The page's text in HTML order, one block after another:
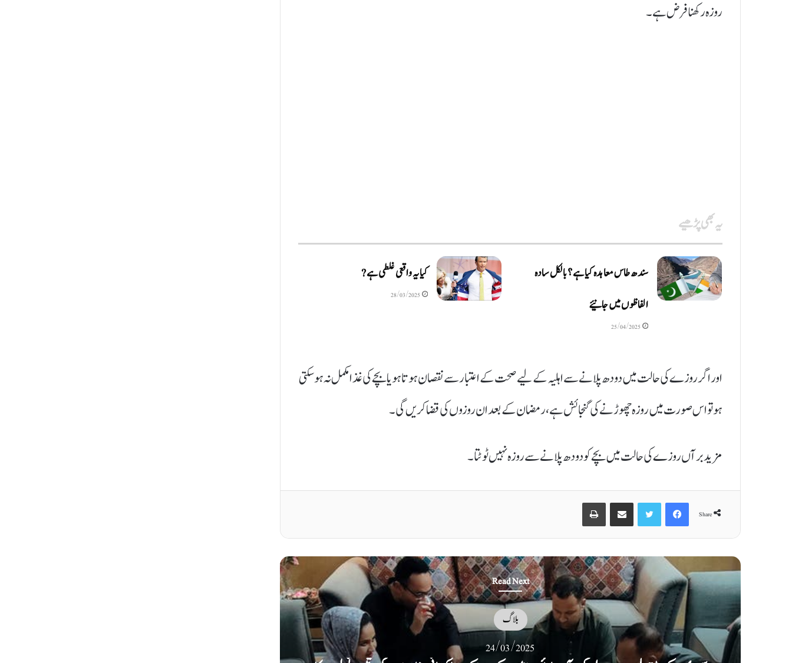
روزہ رکھنا فرض ہے۔
یہ بھی پڑھیے
سندھ طاس معاہدہ کیا ہے ؟ بالکل سادہ
الفاظوں میں جانیئے
25/04/2025
کیا یہ واقعی غلطی ہے?
28/03/2025
اور اگر روزے کی حالت میں دودھ پلانے سے اہلیہ کے لیے صحت کے اعتبار سے نقصان ہوتا ہو یا بچے کی غذا مکمل نہ ہوسکتی
ہو تو اس صورت میں روزہ چھوڑنے کی گنجائش ہے، رمضان کے بعد ان روزوں کی قضاکریں گی۔
مزید برآں روزے کی حالت میں بچے کو دودھ پلانے سے روزہ نہیں ٹوٹتا۔
Share
Facebook
Twitter
Share via Email
Print
Read Next
بلاگ
22/03/2025